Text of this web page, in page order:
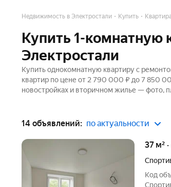
Недвижимость в Электростали Купить
Купить 1-комнатную
Электростали
Купить однокомнатную квартиру с
квартир по цене от 2 790 000 ₽ до 7 850
новостройках и вторичном жилье — фото,
14 объявлений: по актуальности
37 м²
Код
Спортивной улице